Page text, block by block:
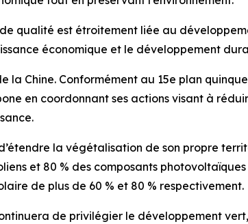
qualité est étroitement liée au
économique et le développement
Chine. Conformément au 15e plan
en coordonnant ses actions visant à
la végétalisation de son propre
et 80 % des composants
de plus de 60 % et 80 % respectivement.
de privilégier le développement